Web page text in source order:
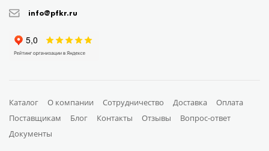
info@pfkr.ru
Каталог О компании Сотрудничество Доставка
Оплата
Поставщикам
Блог Контакты Отзывы
Вопрос-ответ
Документы